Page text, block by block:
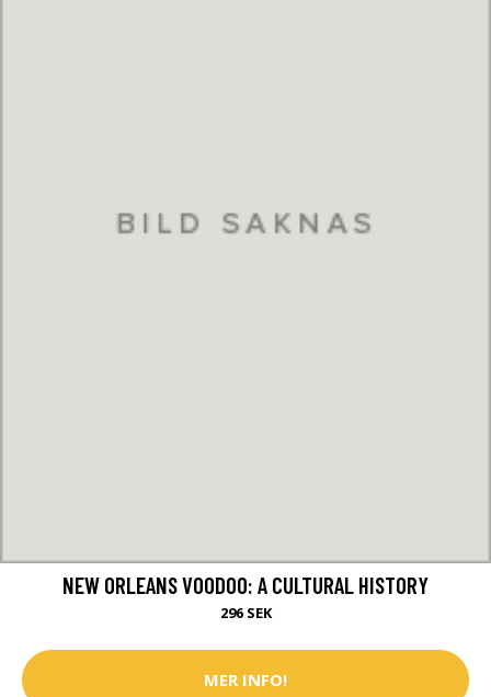
NEW ORLEANS VOODOO: A CULTURAL HISTORY
296 SEK
MER INFO!